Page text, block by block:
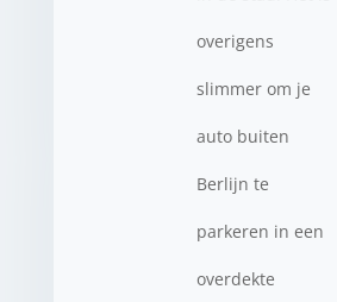
overigens
slimmer om je
auto buiten
Berlijn te
parkeren in een
overdekte